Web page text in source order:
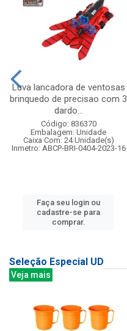
Luva lancadora de ventosas
brinquedo de precisao com 3
dardo...
Código: 836370
Embalagem: Unidade
Caixa Com: 24 Unidade(s)
Inmetro: ABCP-BRI-0404-2023-16
Faça seu login ou
cadastre-se para
comprar.
Seleção Especial UD
Veja mais